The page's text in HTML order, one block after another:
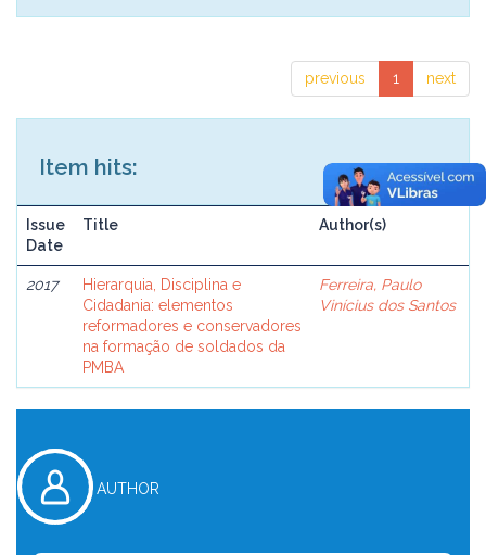
previous 1 next
Item hits:
Issue
Date
Title Author(s)
2017
Hierarquia, Disciplina e
Cidadania: elementos
reformadores e conservadores
na formação de soldados da
PMBA
Ferreira, Paulo
Vinícius dos Santos
AUTHOR